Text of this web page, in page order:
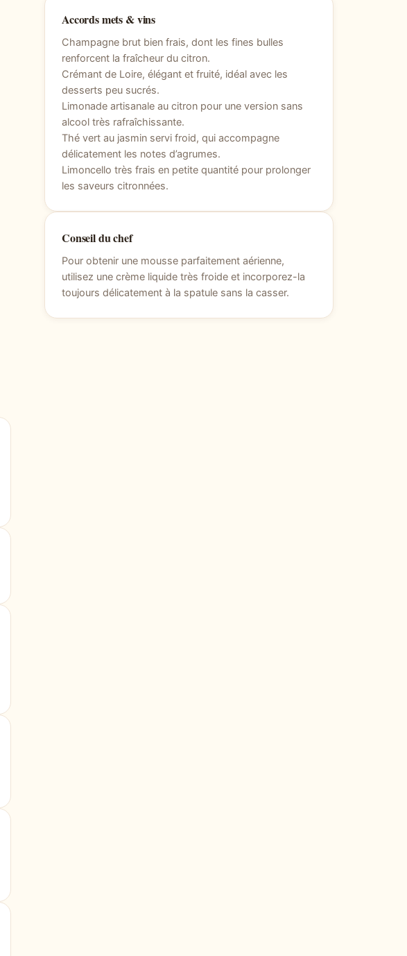
Accords mets & vins
Champagne brut bien frais, dont les fines bulles
renforcent la fraîcheur du citron.
Crémant de Loire, élégant et fruité, idéal avec les
desserts peu sucrés.
Limonade artisanale au citron pour une version sans
alcool très rafraîchissante.
Thé vert au jasmin servi froid, qui accompagne
délicatement les notes d’agrumes.
Limoncello très frais en petite quantité pour prolonger
les saveurs citronnées.
Conseil du chef
Pour obtenir une mousse parfaitement aérienne,
utilisez une crème liquide très froide et incorporez-la
toujours délicatement à la spatule sans la casser.